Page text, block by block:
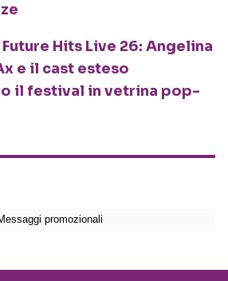
Hits Live 26: Angelina
e il cast esteso
il festival in vetrina pop-